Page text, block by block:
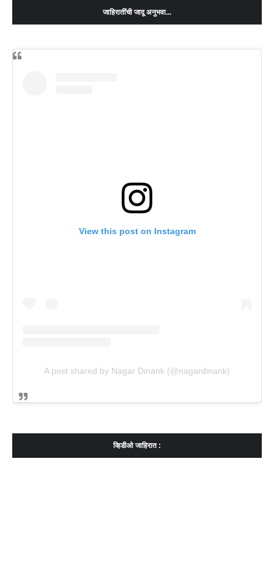
जाहिरातींची जादू अनुभवा...
View this post on Instagram
A post shared by Nagar Dinank (@nagardinank)
व्हिडीओ जाहिरात :